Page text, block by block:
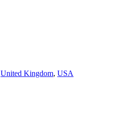
United Kingdom, USA